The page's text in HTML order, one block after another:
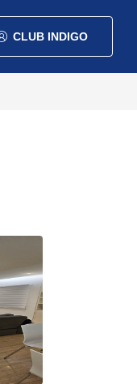
CLUB INDIGO